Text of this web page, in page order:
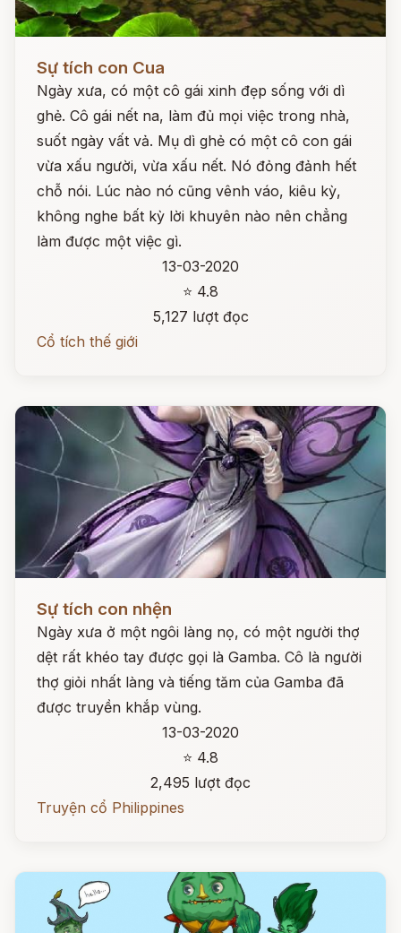
Sự tích con Cua
Ngày xưa, có một cô gái xinh đẹp sống với dì
ghẻ. Cô gái nết na, làm đủ mọi việc trong nhà,
suốt ngày vất vả. Mụ dì ghẻ có một cô con gái
vừa xấu người, vừa xấu nết. Nó đỏng đảnh hết
chỗ nói. Lúc nào nó cũng vênh váo, kiêu kỳ,
không nghe bất kỳ lời khuyên nào nên chẳng
làm được một việc gì.
13-03-2020
⭐ 4.8
5,127 lượt đọc
Cổ tích thế giới
Sự tích con nhện
Ngày xưa ở một ngôi làng nọ, có một người thợ
dệt rất khéo tay được gọi là Gamba. Cô là người
thợ giỏi nhất làng và tiếng tăm của Gamba đã
được truyền khắp vùng.
13-03-2020
⭐ 4.8
2,495 lượt đọc
Truyện cổ Philippines